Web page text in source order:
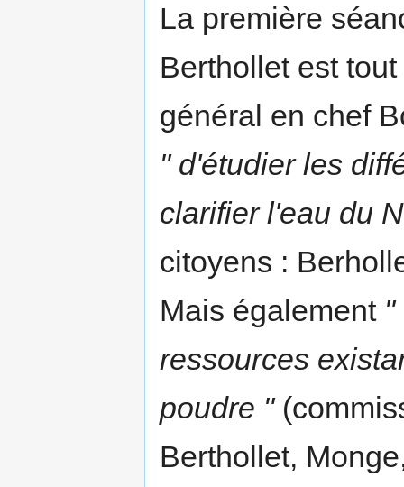
La première
Berthollet est
général en chef
" d'étudier les
clarifier l'eau du
citoyens :
Mais également "
ressources
poudre "
Berthollet,